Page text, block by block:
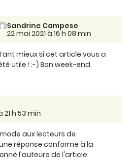
Sandrine Campese
22 mai 2021 à 16 h 08 min
mieux si cet article vous a
utile ! :-) Bon week-end.
21 h 53 min
aux lecteurs de
réponse conforme à la
l'auteure de l'article.